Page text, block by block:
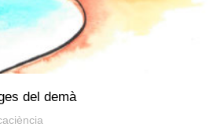
del demà